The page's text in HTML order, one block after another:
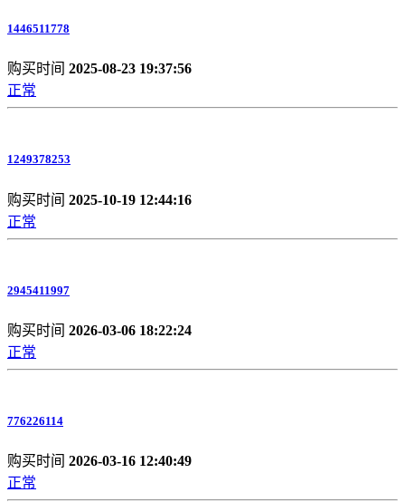
1446511778
购买时间 2025-08-23 19:37:56
正常
1249378253
购买时间 2025-10-19 12:44:16
正常
2945411997
购买时间 2026-03-06 18:22:24
正常
776226114
购买时间 2026-03-16 12:40:49
正常